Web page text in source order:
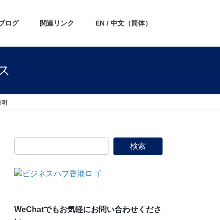
ログ 関連リンク EN / 中文（简体）
WeChatでもお気軽にお問い合わせくださ